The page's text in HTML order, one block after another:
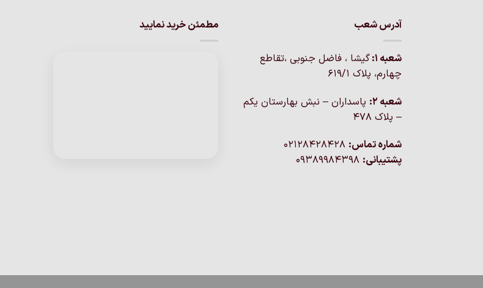
آدرس شعب
شعبه 1:
گيشا ، فاضل جنوبی ،تقاطع
چهارم، پلاک 619/1
شعبه 2:
پاسداران – نبش بهارستان یکم
– پلاک ۴۷۸
شماره تماس:
پشتیبانی:
مطمئن خرید نمایید